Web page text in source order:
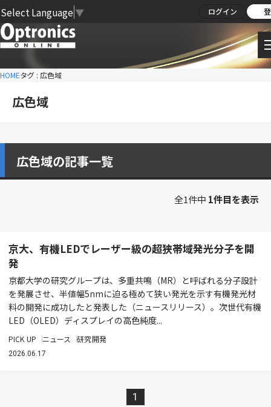
Select Language ▼ ログイン
HOMEタグ : 広色域
広色域
広色域の記事一覧
全1件中 1件目を表示
京大、有機LEDでレーザー級の超狭帯域発光分子を開
発
京都大学の研究グループは、多重共鳴（MR）と呼ばれる分子設計
を発展させ、半値幅5nmに迫る極めて狭い発光を示す有機発光材
料の開発に成功したと発表した（ニュースリリース）。次世代有機
LED（OLED）ディスプレイの高色純度...
PICK UP ニュース 研究開発
2026.06.17
1